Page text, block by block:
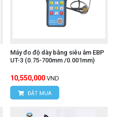
dày.
phức tạp: Khả năng
Máy đo độ dày bằng siêu âm EBP
UT-3 (0.75-700mm /0.001mm)
10,550,000 VND
ĐẶT MUA